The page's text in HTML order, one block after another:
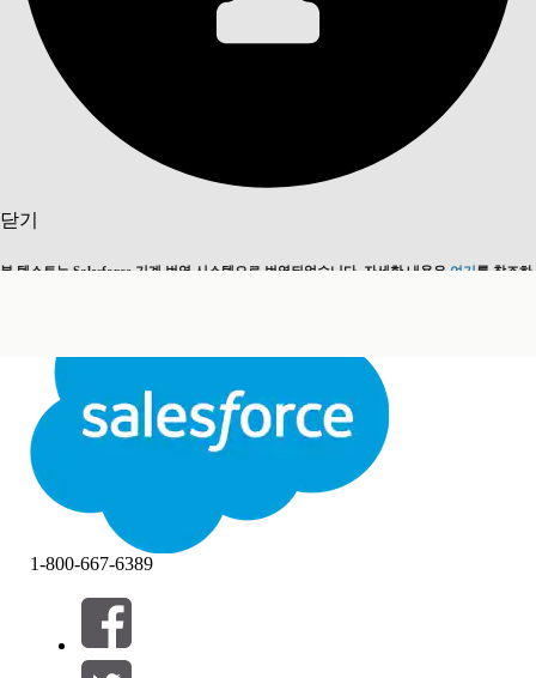
닫기
본 텍스트는 Salesforce 기계 번역 시스템으로 번역되었습니다. 자세한 내용은 여기를 참조하
닫기닫기
필터 기준 (0)
필터 선택
1-800-667-6389